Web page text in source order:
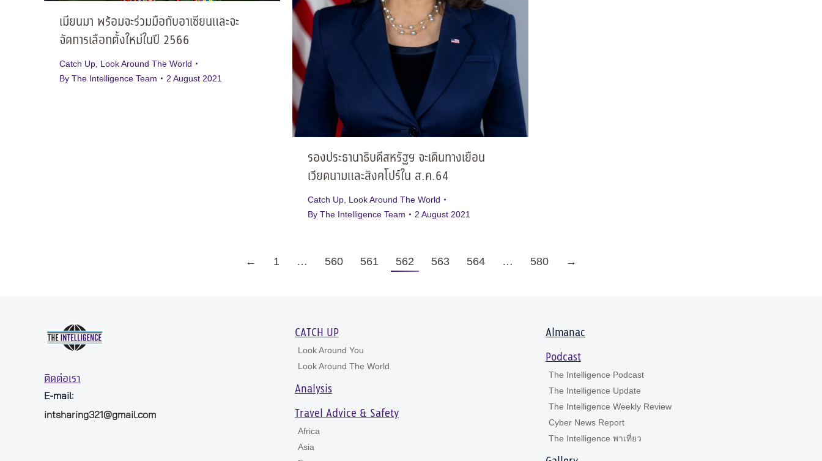
รองประธานาธิบดีสหรัฐฯ จะเดินทางเยือน
เวียดนามและสิงคโปร์ใน ส.ค.64
Catch Up Look Around The World
By The Intelligence Team 2 August 2021
เมียนมา พร้อมจะร่วมมือกับอาเซียนและจะ
จัดการเลือกตั้งใหม่ในปี 2566
Catch Up Look Around The World
By The Intelligence Team 2 August 2021
← 1 … 560 561 562 563 564 … 580 →
ติดต่อเรา
E-mail:
intsharing321@gmail.com
CATCH UP
Look Around You
Look Around The World
Analysis
Travel Advice & Safety
Africa
Asia
Almanac
Podcast
The Intelligence Podcast
The Intelligence Update
The Intelligence Weekly Review
Cyber News Report
The Intelligence พาเที่ยว